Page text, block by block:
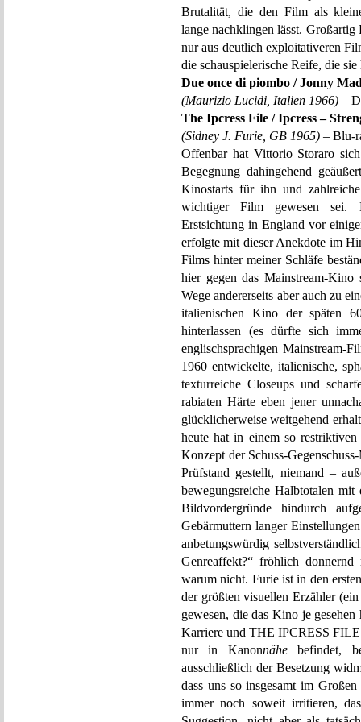
Brutalität, die den Film als
lange nachklingen lässt.
nur aus deutlich exploitativeren
die schauspielerische Reife, die
Due once di piombo / Jonny
(Maurizio Lucidi, Italien 1966) –
The Ipcress File / Ipcress –
(Sidney J. Furie, GB 1965) – Blu-
Offenbar hat Vittorio Storaro
Begegnung dahingehend
Kinostarts für ihn und
wichtiger Film gewesen sei.
Erstsichtung in England vor
erfolgte mit dieser Anekdote im
Films hinter meiner Schläfe
hier gegen das Mainstream-Kino
Wege andererseits aber auch zu
italienischen Kino der späten
hinterlassen (es dürfte sich
englischsprachigen Mainstream-
1960 entwickelte, italienische,
texturreiche Closeups und
rabiaten Härte eben jener
glücklicherweise weitgehend
heute hat in einem so
Konzept der Schuss-
Prüfstand gestellt, niemand –
bewegungsreiche Halbtotalen mit
Bildvordergründe hindurch
Gebärmuttern langer
anbetungswürdig
Genreaffekt?“ fröhlich
warum nicht. Furie ist in den
der größten visuellen Erzähler
gewesen, die das Kino je
Karriere und THE IPCRESS
nur in Kanonnähebefindet,
ausschließlich der Besetzung
dass uns so insgesamt im
immer noch soweit irritieren,